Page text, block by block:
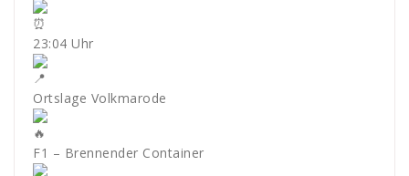
23:04 Uhr
Ortslage Volkmarode
F1 – Brennender Container